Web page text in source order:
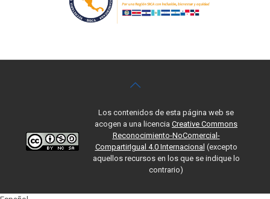
Los contenidos de esta página web se
acogen a una licencia Creative Commons
Reconocimiento-NoComercial-
CompartirIgual 4.0 Internacional (excepto
aquellos recursos en los que se indique lo
contrario)